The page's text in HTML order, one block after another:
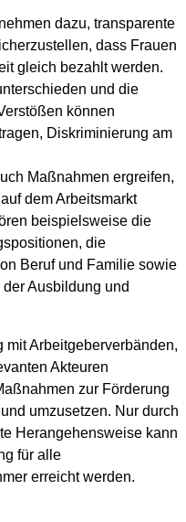
dazu, transparente
dass Frauen
gleich bezahlt werden.
und die
können
Diskriminierung am
Maßnahmen ergreifen,
dem Arbeitsmarkt
beispielsweise die
die
Beruf und Familie sowie
Ausbildung und
mit Arbeitgeberverbänden,
Akteuren
zur Förderung
umzusetzen. Nur durch
Herangehensweise kann
für alle
erreicht werden.